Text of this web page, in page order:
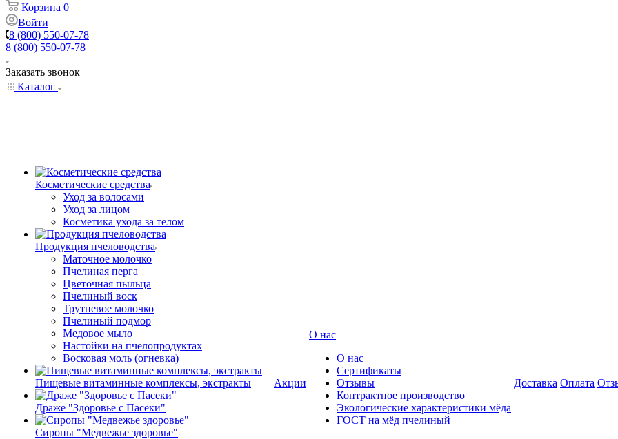
Корзина 0
Войти
8 (800) 550-07-78
8 (800) 550-07-78
Заказать звонок
Каталог
Косметические средства
Уход за волосами
Уход за лицом
Косметика ухода за телом
Продукция пчеловодства
Маточное молочко
Пчелиная перга
Цветочная пыльца
Пчелиный воск
Трутневое молочко
Пчелиный подмор
Медовое мыло
Настойки на пчелопродуктах
Восковая моль (огневка)
Пищевые витаминные комплексы, экстракты
Драже "Здоровье с Пасеки"
Сиропы "Медвежье здоровье"
Акции
О нас
О нас
Сертификаты
Отзывы
Контрактное производство
Экологические характеристики мёда
ГОСТ на мёд пчелиный
Доставка Оплата